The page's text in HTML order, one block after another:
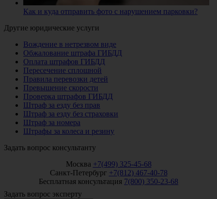
Как и куда отправить фото с нарушением парковки?
Другие юридические услуги
Вождение в нетрезвом виде
Обжалование штрафа ГИБДД
Оплата штрафов ГИБДД
Пересечение сплошной
Правила перевозки детей
Превышение скорости
Проверка штрафов ГИБДД
Штраф за езду без прав
Штраф за езду без страховки
Штраф за номера
Штрафы за колеса и резину
Задать вопрос консультанту
Москва +7(499) 325-45-68
Санкт-Петербург +7(812) 467-40-78
Бесплатная консультация 7(800) 350-23-68
Задать вопрос эксперту